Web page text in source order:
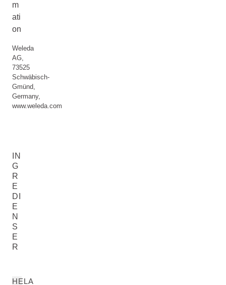
m
ati
on
Weleda
AG,
73525
Schwäbisch-
Gmünd,
Germany,
www.weleda.com
IN
G
R
E
DI
E
N
S
E
R
HELA